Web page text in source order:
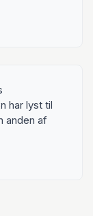
har lyst til
anden af